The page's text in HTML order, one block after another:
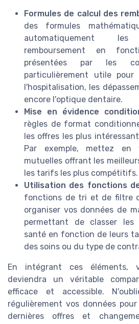
Formules de calcul des
des formules
automatiquement
remboursement en
présentées par les
particulièrement utile
l'hospitalisation, les
encore l'optique dentaire.
Mise en évidence
règles de format
les offres les plus
Par exemple, mettez
mutuelles offrant les
les tarifs les plus compétitifs.
Utilisation des fonctions
fonctions de tri et de filtre
organiser vos données de
permettant de classer les
santé en fonction de leurs
des soins ou du type de
En intégrant ces éléments,
deviendra un véritable
efficace et accessible.
régulièrement vos données
dernières offres et